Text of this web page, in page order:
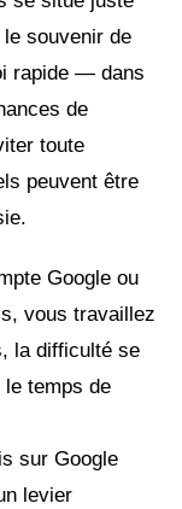
souvenir de
rapide — dans
de
toute
peuvent être
Google ou
vous travaillez
la difficulté se
temps de
sur Google
levier